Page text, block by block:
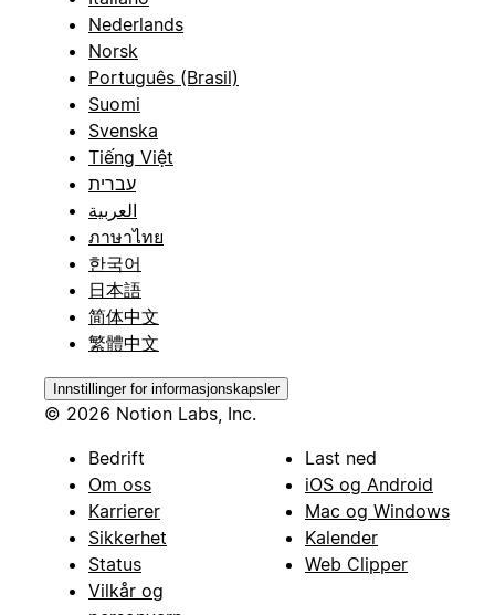
Nederlands
Norsk
Português (Brasil)
Suomi
Svenska
Tiếng Việt
עברית
العربية
ภาษาไทย
한국어
日本語
简体中文
繁體中文
Innstillinger for informasjonskapsler
© 2026 Notion Labs, Inc.
Bedrift
Om oss
Karrierer
Sikkerhet
Status
Vilkår og
Last ned
iOS og Android
Mac og Windows
Kalender
Web Clipper